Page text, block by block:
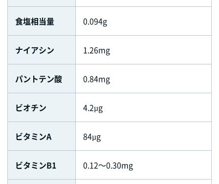
食塩相当量 0.094g
ナイアシン 1.26mg
パントテン酸 0.84mg
ビオチン 4.2µg
ビタミンA 84µg
ビタミンB1 0.12～0.30mg